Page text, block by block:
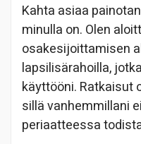
Kahta asiaa
minulla on. Olen
osakesijoittamisen
lapsilisärahoilla,
käyttööni. Ratkaisut
sillä vanhemmillani
periaatteessa